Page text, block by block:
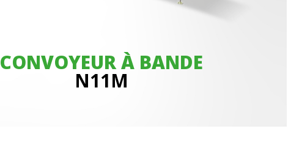
CONVOYEUR À BANDE
N11M